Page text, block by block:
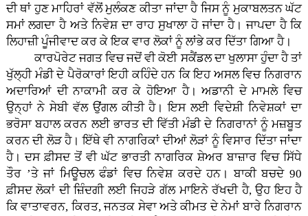
ਦੀ ਥਾਂ ਹੁਣ ਮਾਹਿਰਾਂ ਵੱਲੋਂ ਮੁਲੰਕਣ ਕੀਤਾ ਜਾਂਦਾ ਹੈ ਜਿਸ ਨੂੰ ਮੁਕਾਬਲਤਨ ਘੱਟ
ਸਮਾਂ ਲਗਦਾ ਹੈ ਅਤੇ ਨਿਵੇਸ਼ ਦਾ ਰਾਹ ਸੁਖਾਲਾ ਹੋ ਜਾਂਦਾ ਹੈ। ਜਾਪਦਾ ਹੈ ਕਿ
ਲਿਹਾਜ਼ੀ ਪੂੰਜੀਵਾਦ ਕਰ ਕੇ ਇਕ ਵਾਰ ਲੋਕਾਂ ਨੂੰ ਲਾਂਭੇ ਕਰ ਦਿੱਤਾ ਗਿਆ ਹੈ।
ਕਾਰਪੋਰੇਟ ਜਗਤ ਵਿਚ ਜਦੋਂ ਵੀ ਕੋਈ ਸਕੈਂਡਲ ਦਾ ਖੁਲਾਸਾ ਹੁੰਦਾ ਹੈ ਤਾਂ
ਖੁੱਲ੍ਹੀ ਮੰਡੀ ਦੇ ਪੈਰੋਕਾਰਾਂ ਇਹੀ ਕਹਿੰਦੇ ਹਨ ਕਿ ਇਹ ਅਸਲ ਵਿਚ ਨਿਗਰਾਨ
ਅਦਾਰਿਆਂ ਦੀ ਨਾਕਾਮੀ ਕਰ ਕੇ ਹੋਇਆ ਹੈ। ਅਡਾਨੀ ਦੇ ਮਾਮਲੇ ਵਿਚ
ਉਨ੍ਹਾਂ ਨੇ ਸੇਬੀ ਵੱਲ ਉਂਗਲ ਕੀਤੀ ਹੈ। ਇਸ ਲਈ ਵਿਦੇਸ਼ੀ ਨਿਵੇਸ਼ਕਾਂ ਦਾ
ਭਰੋਸਾ ਬਹਾਲ ਕਰਨ ਲਈ ਭਾਰਤ ਦੀ ਵਿੱਤੀ ਮੰਡੀ ਦੇ ਨਿਗਰਾਨਾਂ ਨੂੰ ਮਜ਼ਬੂਤ
ਕਰਨ ਦੀ ਲੋੜ ਹੈ। ਇੱਥੇ ਵੀ ਨਾਗਰਿਕਾਂ ਦੀਆਂ ਲੋੜਾਂ ਨੂੰ ਵਿਸਾਰ ਦਿੱਤਾ ਜਾਂਦਾ
ਹੈ। ਦਸ ਫ਼ੀਸਦ ਤੋਂ ਵੀ ਘੱਟ ਭਾਰਤੀ ਨਾਗਰਿਕ ਸ਼ੇਅਰ ਬਾਜ਼ਾਰ ਵਿਚ ਸਿੱਧੇ
ਤੌਰ ’ਤੇ ਜਾਂ ਮਿਊਚਲ ਫੰਡਾਂ ਵਿਚ ਨਿਵੇਸ਼ ਕਰਦੇ ਹਨ। ਬਾਕੀ ਬਚਦੇ 90
ਫ਼ੀਸਦ ਲੋਕਾਂ ਦੀ ਜ਼ਿੰਦਗੀ ਲਈ ਜਿਹੜੇ ਗੱਲ ਮਾਇਨੇ ਰੱਖਦੀ ਹੈ, ਉਹ ਇਹ ਹੈ
ਕਿ ਵਾਤਾਵਰਨ, ਕਿਰਤ, ਜਨਤਕ ਸੇਵਾ ਅਤੇ ਕੀਮਤ ਦੇ ਨੇਮਾਂ ਬਾਰੇ ਨਿਗਰਾਨ